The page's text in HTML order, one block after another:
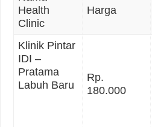
Health
Clinic
Harga
Klinik Pintar
IDI –
Pratama
Labuh Baru
Rp.
180.000